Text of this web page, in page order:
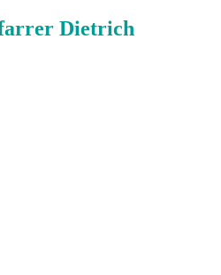
Dietrich